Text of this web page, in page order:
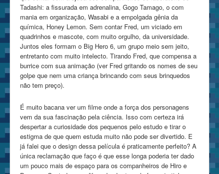
Tadashi: a fissurada em adrenalina, Gogo Tamago, o com
mania em organização, Wasabi e a empolgada gênia da
química, Honey Lemon. Sem contar Fred, um viciado em
quadrinhos e mascote, com muito orgulho, da universidade.
Juntos eles formam o Big Hero 6, um grupo meio sem jeito,
entretanto com muito intelecto. Tirando Fred, que compensa a
burrice com sua animação (ver Fred gritando os nomes de seu
golpe que nem uma criança brincando com seus brinquedos
não tem preço).
É muito bacana ver um filme onde a força dos personagens
vem da sua fascinação pela ciência. Isso com certeza irá
despertar a curiosidade dos pequenos pelo estudo e tirar o
estigma de que quem estuda muito não pode ser divertido. E
já falei que o design dessa película é praticamente perfeito? A
única reclamação que faço é que esse longa poderia ter dado
um pouco mais de espaço para os companheiros de Hiro e